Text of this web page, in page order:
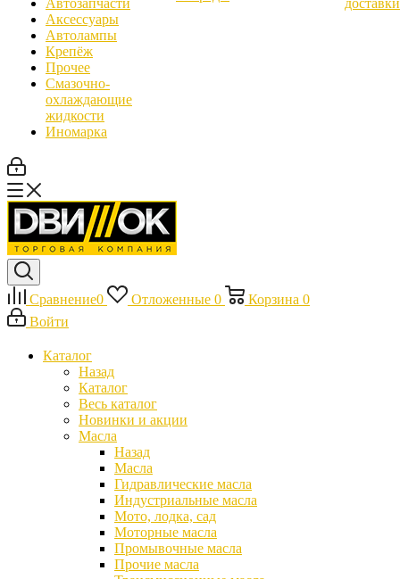
Автозапчасти
Аксессуары
Автолампы
Крепёж
Прочее
Смазочно-
охлаждающие
жидкости
Иномарка
доставки
Сравнение0 Отложенные 0 Корзина 0
Войти
Каталог
Назад
Каталог
Весь каталог
Новинки и акции
Масла
Назад
Масла
Гидравлические масла
Индустриальные масла
Мото, лодка, сад
Моторные масла
Промывочные масла
Прочие масла